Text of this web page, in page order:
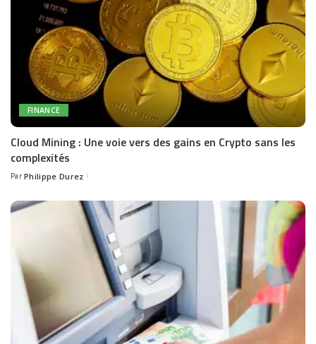
FINANCE
Cloud Mining : Une voie vers des gains en Crypto sans les
complexités
Posted
Par Philippe Durez